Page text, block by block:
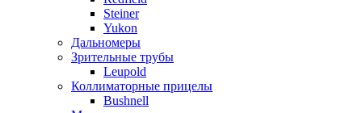
Steiner
Yukon
Дальномеры
Зрительные трубы
Leupold
Коллиматорные прицелы
Bushnell